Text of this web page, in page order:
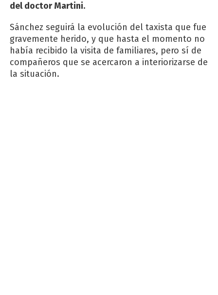
del doctor Martini.
Sánchez seguirá la evolución del taxista que fue
gravemente herido, y que hasta el momento no
había recibido la visita de familiares, pero sí de
compañeros que se acercaron a interiorizarse de
la situación.